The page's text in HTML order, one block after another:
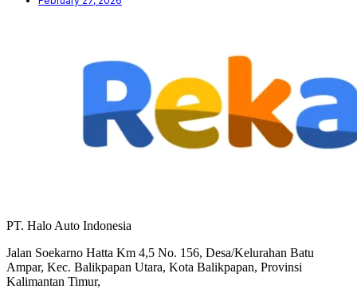
PT. Halo Auto Indonesia
Jalan Soekarno Hatta Km 4,5 No. 156, Desa/Kelurahan Batu
Ampar, Kec. Balikpapan Utara, Kota Balikpapan, Provinsi
Kalimantan Timur,